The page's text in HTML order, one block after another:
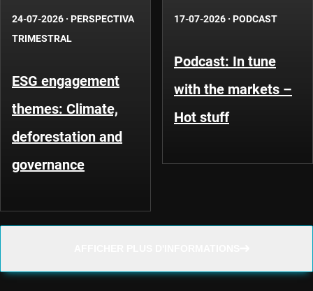
24-07-2026 · PERSPECTIVA
TRIMESTRAL
ESG engagement
themes: Climate,
deforestation and
governance
17-07-2026 · PODCAST
Podcast: In tune
with the markets –
Hot stuff